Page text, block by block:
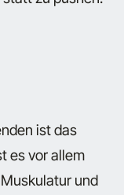
ist das
es vor allem
und